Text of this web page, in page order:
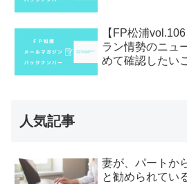
【FP松浦
ラン情勢のニュ
めて確認したい
人気記事
妻が、パートか
と勧められてい